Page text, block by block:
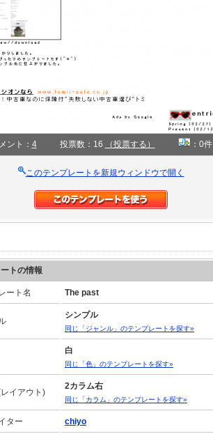
ント： 4 投票数：16 （投票する） ：0件
このテンプレートを新規ウィンドウで開く
トの情報
ート名 The past
シンプル
同じ「ジャンル」のテンプレートを探す»
白
同じ「色」のテンプレートを探す»
イアウト)
2カラム右
同じ「カラム」のテンプレートを探す»
ター chiyo